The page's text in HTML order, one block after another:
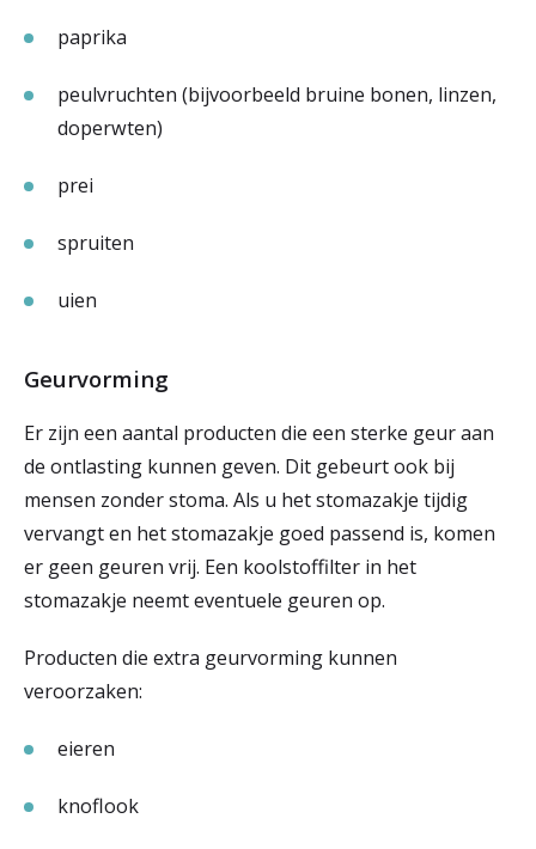
paprika
peulvruchten (bijvoorbeeld bruine bonen, linzen,
doperwten)
prei
spruiten
uien
Geurvorming
Er zijn een aantal producten die een sterke geur aan
de ontlasting kunnen geven. Dit gebeurt ook bij
mensen zonder stoma. Als u het stomazakje tijdig
vervangt en het stomazakje goed passend is, komen
er geen geuren vrij. Een koolstoffilter in het
stomazakje neemt eventuele geuren op.
Producten die extra geurvorming kunnen
veroorzaken:
eieren
knoflook